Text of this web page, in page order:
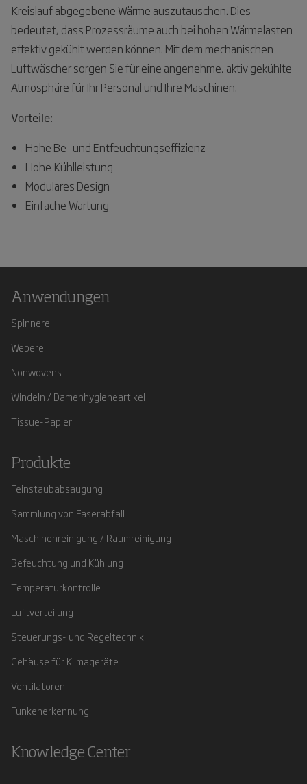
Kreislauf abgegebene Wärme auszutauschen. Dies
bedeutet, dass Prozessräume auch bei hohen Wärmelasten
effektiv gekühlt werden können. Mit dem mechanischen
Luftwäscher sorgen Sie für eine angenehme, aktiv gekühlte
Atmosphäre für Ihr Personal und Ihre Maschinen.
Vorteile:
Hohe Be- und Entfeuchtungseffizienz
Hohe Kühlleistung
Modulares Design
Einfache Wartung
Anwendungen
Spinnerei
Weberei
Nonwovens
Windeln / Damenhygieneartikel
Tissue-Papier
Produkte
Feinstaubabsaugung
Sammlung von Faserabfall
Maschinenreinigung / Raumreinigung
Befeuchtung und Kühlung
Temperaturkontrolle
Luftverteilung
Steuerungs- und Regeltechnik
Gehäuse für Klimageräte
Ventilatoren
Funkenerkennung
Knowledge Center